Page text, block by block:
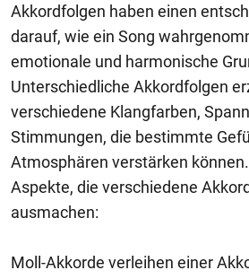
Akkordfolgen haben einen
darauf, wie ein Song
emotionale und harmonische
Unterschiedliche Akkordfolgen
verschiedene Klangfarben,
Stimmungen, die bestimmte
Atmosphären verstärken
Aspekte, die verschiedene
ausmachen:
Moll-Akkorde verleihen einer